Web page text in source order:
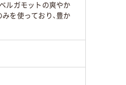
ルガモットの爽やか
を使っており、豊か